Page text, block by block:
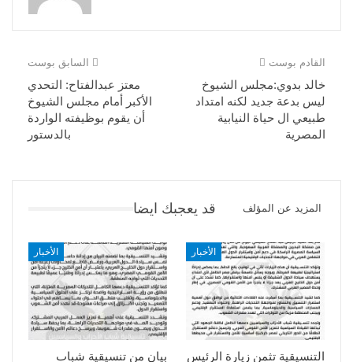
السابق بوست
معتز عبدالفتاح: التحدي
الأكبر أمام مجلس الشيوخ
أن يقوم بوظيفته الواردة
بالدستور
القادم بوست
خالد بدوي:مجلس الشيوخ
ليس بدعة جديد لكنه امتداد
طبيعي ال حياة النيابية
المصرية
قد يعجبك ايضا المزيد عن المؤلف
الأخبار
بيان من تنسيقية شباب
الأخبار
التنسيقية تثمن زيارة الرئيس